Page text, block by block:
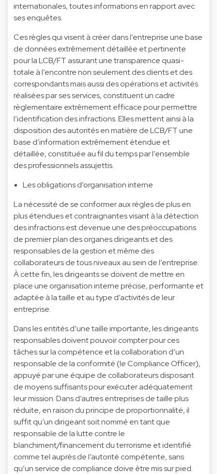
internationales, toutes informations en rapport avec
ses enquêtes.
Ces règles qui visent à créer dans l’entreprise une base
de données extrêmement détaillée et pertinente
pour la LCB/FT assurant une transparence quasi-
totale à l’encontre non seulement des clients et des
correspondants mais aussi des opérations et activités
réalisées par ses services, constituent un cadre
règlementaire extrêmement efficace pour permettre
l’identification des infractions. Elles mettent ainsi à la
disposition des autorités en matière de LCB/FT une
base d’information extrêmement étendue et
détaillée, constituée au fil du temps par l’ensemble
des professionnels assujettis.
Les obligations d’organisation interne
La nécessité de se conformer aux règles de plus en
plus étendues et contraignantes visant à la détection
des infractions est devenue une des préoccupations
de premier plan des organes dirigeants et des
responsables de la gestion et même des
collaborateurs de tous niveaux au sein de l’entreprise.
À cette fin, les dirigeants se doivent de mettre en
place une organisation interne précise, performante et
adaptée à la taille et au type d’activités de leur
entreprise.
Dans les entités d’une taille importante, les dirigeants
responsables doivent pouvoir compter pour ces
tâches sur la compétence et la collaboration d’un
responsable de la conformité (le Compliance Officer),
appuyé par une équipe de collaborateurs disposant
de moyens suffisants pour exécuter adéquatement
leur mission. Dans d’autres entreprises de taille plus
réduite, en raison du principe de proportionnalité, il
suffit qu’un dirigeant soit nommé en tant que
responsable de la lutte contre le
blanchiment/financement du terrorisme et identifié
comme tel auprès de l’autorité compétente, sans
qu’un service de compliance doive être mis sur pied.